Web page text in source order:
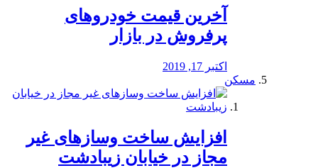
آخرین قیمت خودرو‌های
پرفروش در بازار
اکتبر 17, 2019
مسکن
افزایش ساخت وسازهای غیر
مجاز در خیابان زیبادشت